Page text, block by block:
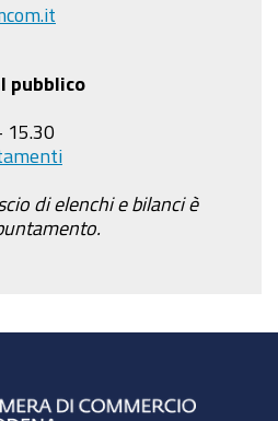
pubblico
15.30
di elenchi e bilanci è